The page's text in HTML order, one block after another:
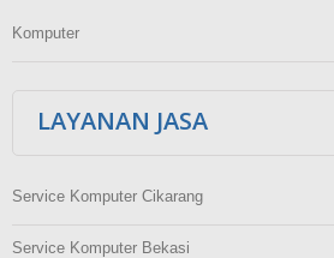
Komputer
LAYANAN JASA
Service Komputer Cikarang
Service Komputer Bekasi